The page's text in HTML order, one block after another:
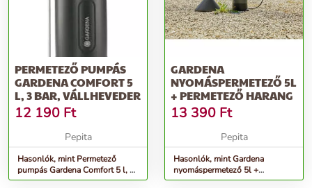
PERMETEZŐ PUMPÁS
GARDENA COMFORT 5
L, 3 BAR, VÁLLHEVEDER
12 190 Ft
Pepita
Hasonlók, mint Permetező
pumpás Gardena Comfort 5 l, 3
bar, vállheveder
GARDENA
NYOMÁSPERMETEZŐ 5L
+ PERMETEZŐ HARANG
13 390 Ft
Pepita
Hasonlók, mint Gardena
nyomáspermetező 5l +
Permetező harang